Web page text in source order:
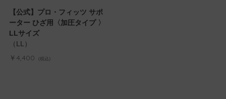
【公式】プロ・フィッツ サポ
ーター ひざ用〈加圧タイプ 〉
LLサイズ
（LL）
￥4,400 (税込)